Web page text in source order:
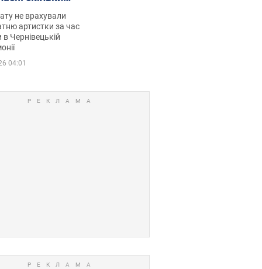
співачка
не врахували
артистки за час
в Чернівецькій
04:01